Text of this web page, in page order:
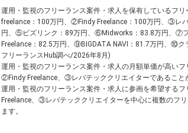
運用・監視のフリーランス案件・求人を保有しているフ
freelance：100万円、②Findy Freelance：100万円、③レ
円、⑤ビズリンク：89万円、⑥Midworks：83.8万円、⑦
Freelance：82.5万円、⑨BIGDATA NAVI：81.7万円、⑩
フリーランスHub調べ/2026年8月)
運用・監視のフリーランス案件・求人の月額単価が高い
②Findy Freelance、③レバテッククリエイターであること
運用・監視のフリーランス案件・求人に参画を希望する
Freelance、③レバテッククリエイターを中心に複数のフ
ます。